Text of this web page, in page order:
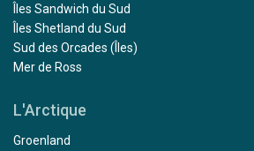
Îles Sandwich du Sud
Îles Shetland du Sud
Sud des Orcades (Îles)
Mer de Ross
L'Arctique
Groenland